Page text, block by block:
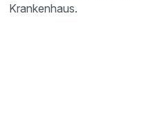
Krankenhaus.